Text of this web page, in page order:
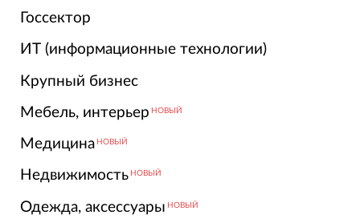
Госсектор
ИТ (информационные технологии)
Крупный бизнес
Мебель, интерьер НОВЫЙ
Медицина НОВЫЙ
Недвижимость НОВЫЙ
Одежда, аксессуары НОВЫЙ